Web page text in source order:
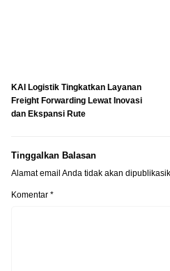
KAI Logistik Tingkatkan Layanan
Freight Forwarding Lewat Inovasi
dan Ekspansi Rute
Tinggalkan Balasan
Alamat email Anda tidak akan
Komentar *